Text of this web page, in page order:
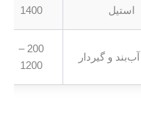
استیل
1400
و گیردار
200 –
1200